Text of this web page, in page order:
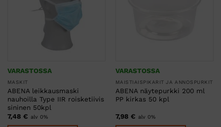
VARASTOSSA
MASKIT
ABENA leikkausmaski
nauhoilla Type IIR roisketiivis
sininen 50kpl
7,48 € alv 0%
VARASTOSSA
MAISTIAISPIKARIT JA ANNOSPURKIT
ABENA näytepurkki 200 ml
PP kirkas 50 kpl
7,98 € alv 0%